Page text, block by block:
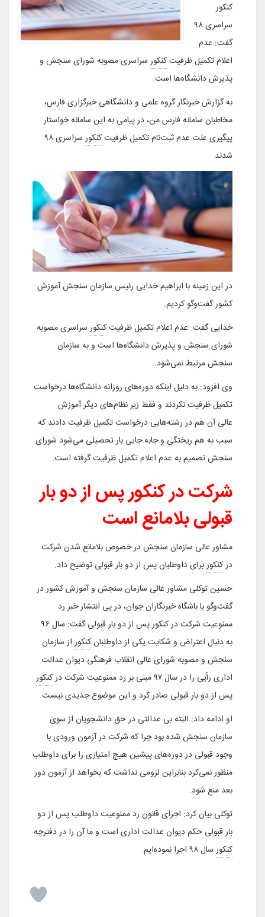
کنکور
سراسری ۹۸
گفت: عدم
اعلام تکمیل ظرفیتکنکورسراسری مصوبه شورای سنجش و
پذیرش دانشگاه‌ها است.
به گزارش خبرنگار گروه علمی و دانشگاهیخبرگزاری فارس،
مخاطبان سامانه فارس من، در پیامی به این سامانه خواستار
پیگیری علت عدم ثبت‌نام تکمیل ظرفیتکنکور
سراسری ۹۸
شدند.
در این زمینه با ابراهیم خدایی رئیس سازمان سنجش آموزش
کشور گفت‌وگو کردیم.
خدایی گفت: عدم اعلام تکمیل ظرفیتکنکورسراسری مصوبه
شورای سنجش و پذیرش دانشگاه‌ها است و به سازمان
سنجش مرتبط نمی‌شود.
وی افزود: به دلیل اینکه دوره‌های روزانه دانشگاه‌ها درخواست
تکمیل ظرفیت نکردند و فقط زیر نظام‌های دیگر آموزش
عالی آن هم در رشته‌هایی درخواست تکمیل ظرفیت دادند که
سبب به هم ریختگی و جابه جایی بار تحصیلی می‌شود شورای
سنجش تصمیم به عدم اعلام تکمیل ظرفیت گرفته است.
شرکت در کنکور پس از دو بار
قبولی بلامانع است
مشاور عالی سازمان سنجش در خصوص بلامانع شدن شرکت
درکنکوربرای داوطلبان پس از دو بار قبولی توضیح داد.
حسین توکلی مشاور عالی سازمان سنجش و آموزش کشور در
گفت‌وگو با باشگاه خبرنگاران جوان، در پی انتشار خبر رد
ممنوعیت شرکت درکنکور
پس از دو بار قبولی گفت: سال ۹۶
به دنبال اعتراض و شکایت یکی از داوطلبانکنکوراز سازمان
سنجش و مصوبه شورای عالی انقلاب فرهنگی دیوان عدالت
اداری رأیی را در سال ۹۷ مبنی بر رد ممنوعیت شرکت در
کنکور
پس از دو بار قبولی صادر کرد و این موضوع جدیدی نیست.
او ادامه داد: البته بی عدالتی در حق دانشجویان از سوی
سازمان سنجش شده بود چرا که شرکت در آزمون ورودی با
وجود قبولی در دوره‌های پیشین هیچ امتیازی را برای داوطلب
منظور نمی‌کرد بنابراین لزومی نداشت که بخواهد از آزمون دور
بعد منع شود.
توکلی بیان کرد: اجرای قانون رد ممنوعیت داوطلب پس از دو
بار قبولی حکم دیوان عدالت اداری است و ما آن را در دفترچه
کنکورسال ۹۸ اجرا نموده‌ایم.